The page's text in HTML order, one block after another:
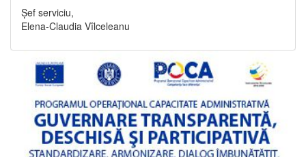
Șef serviciu,
Elena-Claudia Vîlceleanu